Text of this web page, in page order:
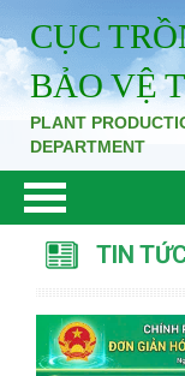
CỤC
BẢO VỆ
PLANT
DEPARTMENT
TIN